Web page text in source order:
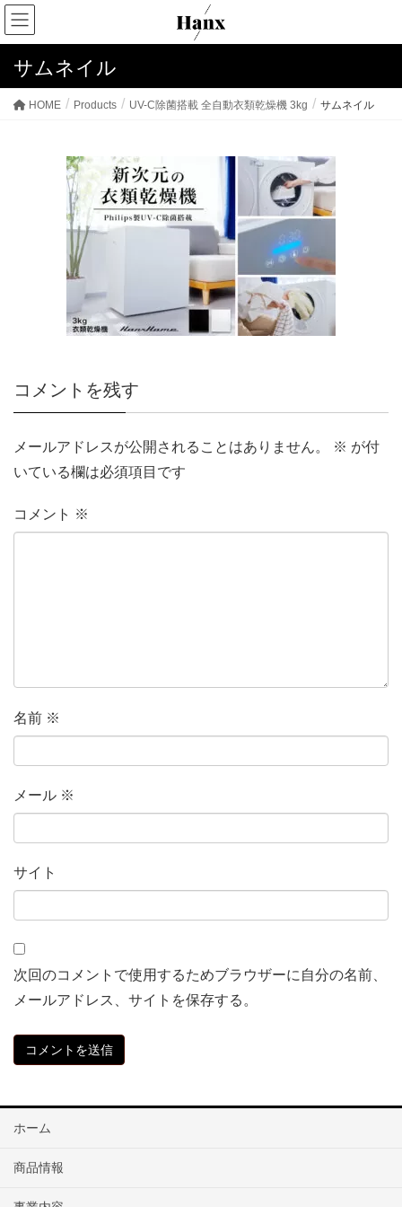
サムネイル
HOME Products UV-C除菌搭載 全自動衣類乾燥機 3kg サムネイル
コメントを残す
メールアドレスが公開されることはありません。 ※ が付
いている欄は必須項目です
コメント ※
名前 ※
メール ※
サイト
次回のコメントで使用するためブラウザーに自分の名前、
メールアドレス、サイトを保存する。
ホーム
商品情報